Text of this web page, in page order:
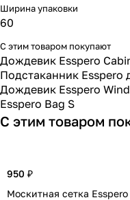
Ширина упаковки
60
С этим товаром покупают
Дождевик Esspero
Подстаканник Esspero
Дождевик Esspero
Esspero Bag S
С этим товаром
950 ₽
Москитная сетка